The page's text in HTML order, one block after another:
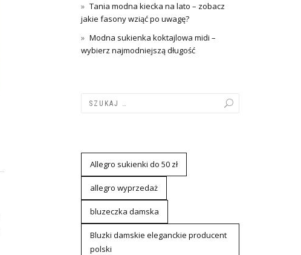
Tania modna kiecka na lato – zobacz
jakie fasony wziąć po uwagę?
Modna sukienka koktajlowa midi –
wybierz najmodniejszą długość
Allegro sukienki do 50 zł
allegro wyprzedaż
bluzeczka damska
Bluzki damskie eleganckie producent
polski